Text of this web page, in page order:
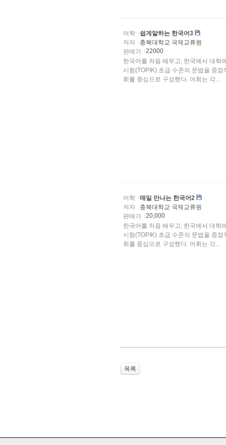
어학
쉽게말하는 한국어3
저자
충북대학교 국제교류원
판매가
22000
한국어를 처음 배우고, 한국에서 대학
시험(TOPIK) 초급 수준의 문법을 중
휘를 중심으로 구성했다. 어휘는 각...
어학
매일 만나는 한국어2
저자
충북대학교 국제교류원
판매가
20,000
한국어를 처음 배우고, 한국에서 대학
시험(TOPIK) 초급 수준의 문법을 중
휘를 중심으로 구성했다. 어휘는 각...
목록